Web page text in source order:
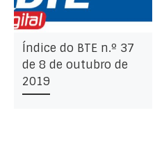
Índice do BTE n.º 37
de 8 de outubro de
2019